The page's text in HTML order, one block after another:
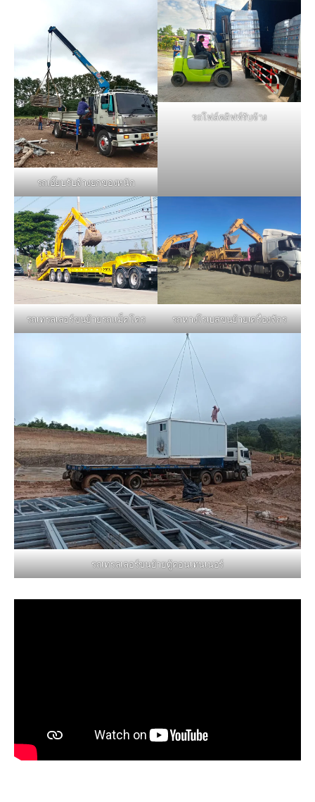
รถเฮี๊ยบรับจ้างยกของหนัก
รถโฟล์คลิฟท์รับจ้าง
รถเทรลเลอร์ขนย้ายรถแม็คโคร รถหางโรเบสขนย้ายเครื่องจักร
รถเทรลเลอร์ขนย้ายตู้คอนเทนเนอร์